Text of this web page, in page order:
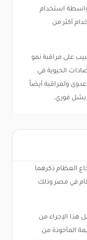
بواسطة استخدام
أكثر من
على مراقبة نمو
الحيوية في
ولمراقبة أيضاً
بشل فوري.
العظام ذكرهما
في مصر وذلك
هذا الإجراء من
المأخوذة من